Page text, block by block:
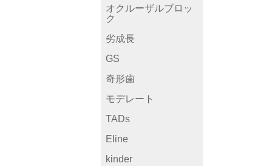
オクルーザルブロッ
ク
劣成長
GS
奇形歯
モデレート
TADs
Eline
kinder